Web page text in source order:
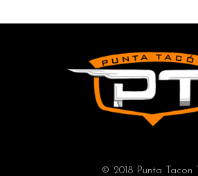
© 2018 Punta Tacon